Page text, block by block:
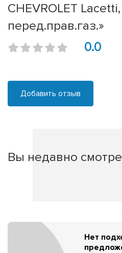
CHEVROLET
перед.прав.газ.»
0.0
Добавить отзыв
Вы недавно
Нет